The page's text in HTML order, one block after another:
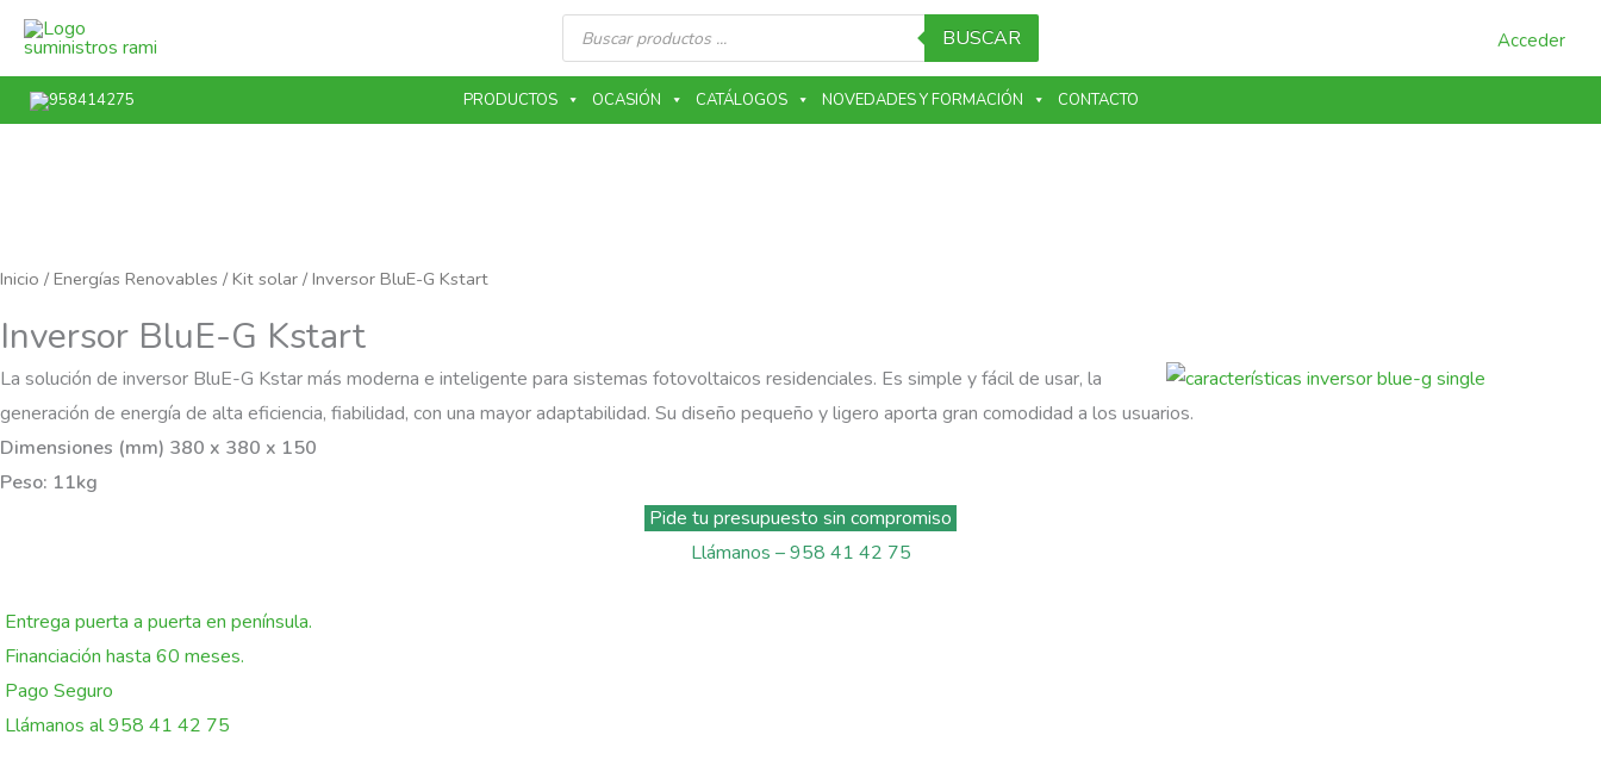
contenido
Búsqueda
productos BUSCAR Acceder
958414275 PRODUCTOS OCASIÓN CATÁLOGOS NOVEDADES Y FORMACIÓN CONTACTO
Inicio / Energías Renovables / Kit solar / Inversor BluE-G Kstart
Inversor BluE-G Kstart
La solución de inversor BluE-G Kstar más moderna e inteligente para sistemas fotovoltaicos residenciales. Es simple y fácil de usar, la
generación de energía de alta eficiencia, fiabilidad, con una mayor adaptabilidad. Su diseño pequeño y ligero aporta gran comodidad a los usuarios.
Dimensiones (mm) 380 x 380 x 150
Peso: 11kg
Pide tu presupuesto sin compromiso
Llámanos – 958 41 42 75
Entrega puerta a puerta en península.
Financiación hasta 60 meses.
Pago Seguro
Llámanos al 958 41 42 75